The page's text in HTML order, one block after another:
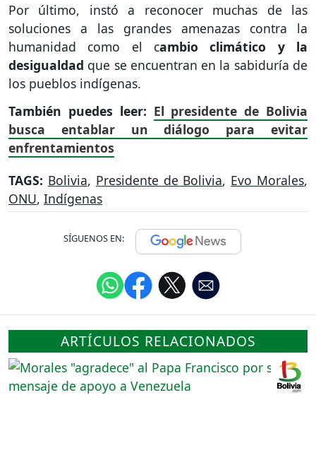
Por último, instó a reconocer muchas de las
soluciones a las grandes amenazas contra la
humanidad como el cambio climático y la
desigualdad que se encuentran en la sabiduría de
los pueblos indígenas.
También puedes leer: El presidente de Bolivia
busca entablar un diálogo para evitar
enfrentamientos
TAGS: Bolivia, Presidente de Bolivia, Evo Morales,
ONU, Indígenas
SÍGUENOS EN:
ARTÍCULOS RELACIONADOS